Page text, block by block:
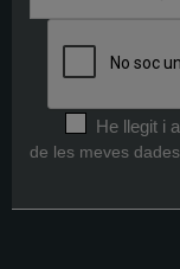
He llegit i
de les meves